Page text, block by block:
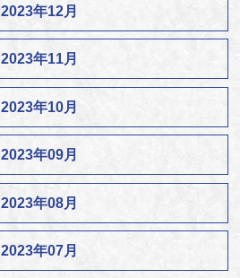
2023年12月
2023年11月
2023年10月
2023年09月
2023年08月
2023年07月